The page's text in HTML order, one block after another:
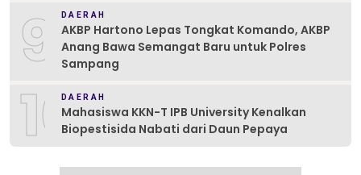
9 DAERAH
AKBP Hartono Lepas Tongkat Komando, AKBP
Anang Bawa Semangat Baru untuk Polres
Sampang
10DAERAH
Mahasiswa KKN-T IPB University Kenalkan
Biopestisida Nabati dari Daun Pepaya